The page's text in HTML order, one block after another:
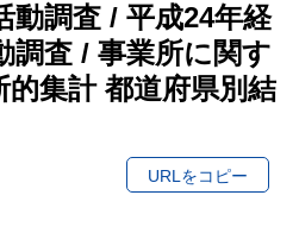
動調査 / 平成24年経
調査 / 事業所に関す
的集計 都道府県別結
URLをコピー